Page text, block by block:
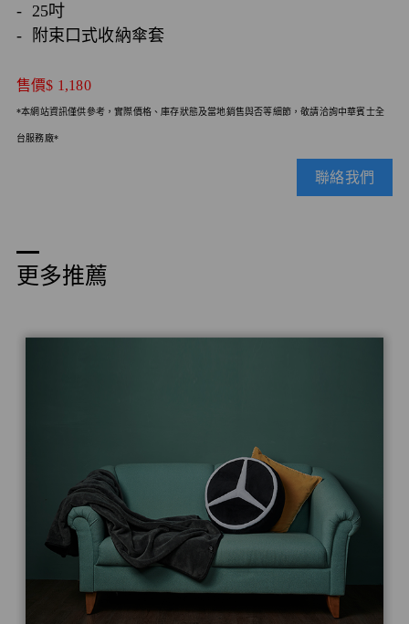
- 25吋
- 附束口式收納傘套
售價$ 1,180
*本網站資訊僅供參考，實際價格、庫存狀態及當地銷售與否等細節，敬請洽詢中華賓士全
台服務廠*
聯絡我們
更多推薦